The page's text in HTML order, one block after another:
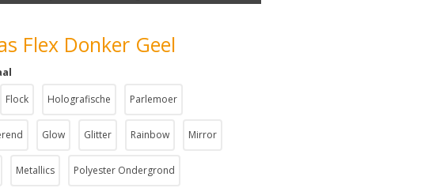
Flex Donker Geel
Flock Holografische Parlemoer
Glow Glitter Rainbow Mirror
Metallics Polyester Ondergrond